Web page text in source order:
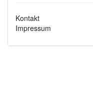
Kontakt
Impressum